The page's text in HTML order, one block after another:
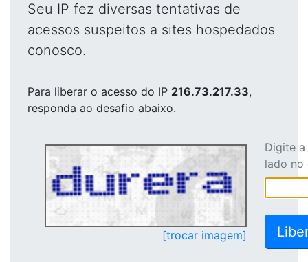
Seu IP fez diversas tentativas de
acessos suspeitos a sites hospedados
conosco.
Para liberar o acesso do IP 216.73.217.33,
responda ao desafio abaixo.
[trocar imagem]
Digite
lado no